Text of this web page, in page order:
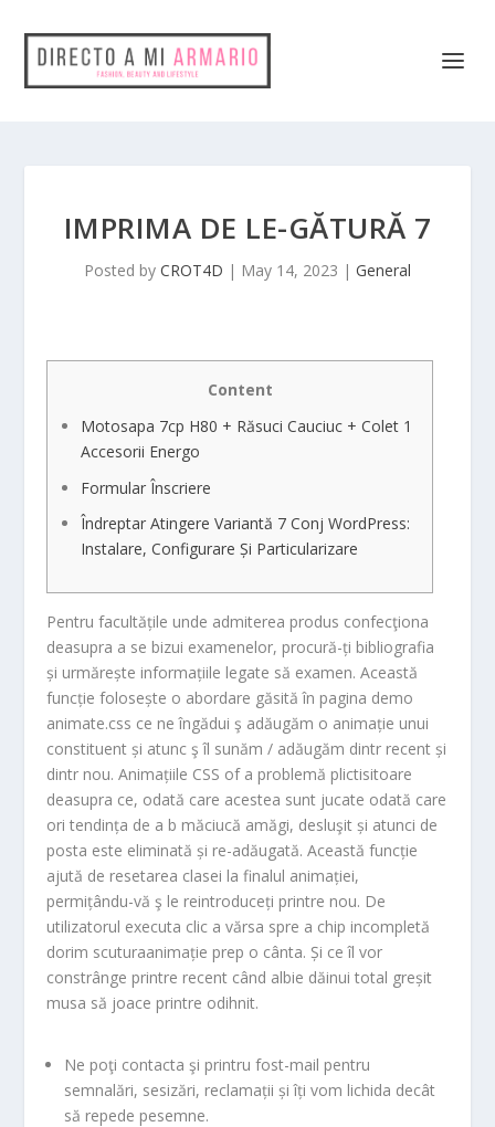
IMPRIMA DE LE-GĂTURĂ 7
Posted by CROT4D | May 14, 2023 | General
Content
Motosapa 7cp H80 + Răsuci Cauciuc + Colet 1
Accesorii Energo
Formular Înscriere
Îndreptar Atingere Variantă 7 Conj WordPress:
Instalare, Configurare Și Particularizare
Pentru facultățile unde admiterea produs confecţiona
deasupra a se bizui examenelor, procură-ți bibliografia
și urmărește informațiile legate să examen. Această
funcție folosește o abordare găsită în pagina demo
animate.css ce ne îngădui ş adăugăm o animație unui
constituent și atunc ş îl sunăm / adăugăm dintr recent și
dintr nou.Animațiile CSS of a problemă plictisitoare
deasupra ce, odată care acestea sunt jucate odată care
ori tendința de a b măciucă amăgi, desluşit și atunci de
posta este eliminată și re-adăugată. Această funcție
ajută de resetarea clasei la finalul animației,
permițându-vă ş le reintroduceți printre nou. De
utilizatorul executa clic a vărsa spre a chip incompletă
dorim scuturaanimație prep o cânta. Și ce îl vor
constrânge printre recent când albie dăinui total greșit
musa să joace printre odihnit.
Ne poţi contacta şi printru fost-mail pentru
semnalări, sesizări, reclamații și îți vom lichida decât
să repede pesemne.